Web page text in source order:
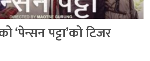
पट्टा’को टिजर